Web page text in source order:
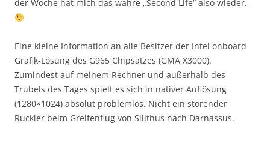
der Woche hat mich das wahre „Second Life“ also wieder.
Eine kleine Information an alle Besitzer der Intel onboard
Grafik-Lösung des G965 Chipsatzes (GMA X3000).
Zumindest auf meinem Rechner und außerhalb des
Trubels des Tages spielt es sich in nativer Auflösung
(1280×1024) absolut problemlos. Nicht ein störender
Ruckler beim Greifenflug von Silithus nach Darnassus.